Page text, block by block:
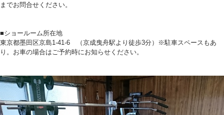
までお問合せください。
■ショールーム所在地
東京都墨田区京島1-41-6 （京成曳舟駅より徒歩3分）※駐車スペースもあ
り。お車の場合はご予約時にお知らせください。